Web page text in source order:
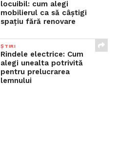
locuibil: cum alegi
mobilierul ca să câștigi
spațiu fără renovare
ȘTIRI
Rindele electrice: Cum
alegi unealta potrivită
pentru prelucrarea
lemnului